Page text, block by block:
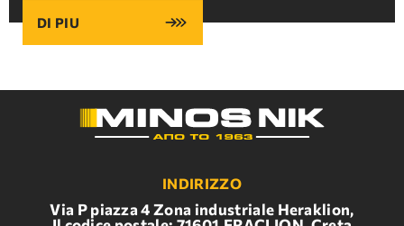
DI PIU
INDIRIZZO
Via P piazza 4 Zona industriale Heraklion,